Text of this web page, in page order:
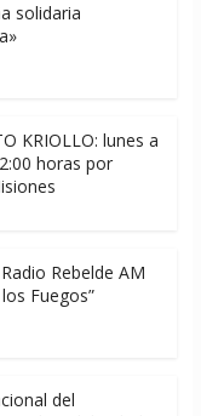
solidaria
KRIOLLO: lunes a
horas por
Rebelde AM
Fuegos”
del